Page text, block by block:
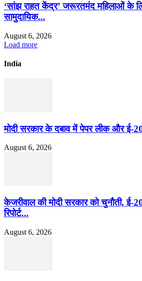
‘सांझ राहत केंद्र’ जरूरतमंद महिलाओं के
सामुदायिक...
August 6, 2026
Load more
India
मोदी सरकार के दबाव में पेपर लीक और ई-
August 6, 2026
केजरीवाल की मोदी सरकार को चुनौती, ई-
रिपोर्ट...
August 6, 2026